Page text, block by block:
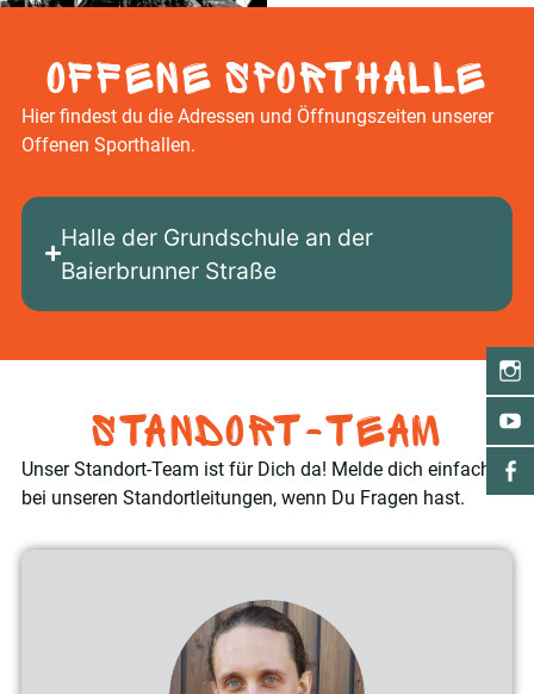
Offene Sporthalle
Hier findest du die Adressen und Öffnungszeiten unserer
Offenen Sporthallen.
Halle der Grundschule an der
Baierbrunner Straße
Standort-Team
Unser Standort-Team ist für Dich da! Melde dich einfach
bei unseren Standortleitungen, wenn Du Fragen hast.